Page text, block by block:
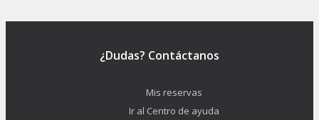
¿Dudas? Contáctanos
Mis reservas
Ir al Centro de ayuda